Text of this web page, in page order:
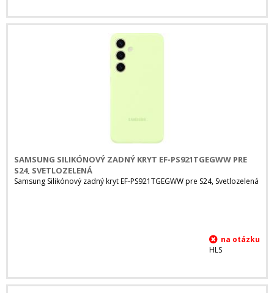
SAMSUNG SILIKÓNOVÝ ZADNÝ KRYT EF-PS921TGEGWW PRE
S24, SVETLOZELENÁ
Samsung Silikónový zadný kryt EF-PS921TGEGWW pre S24, Svetlozelená
HLS